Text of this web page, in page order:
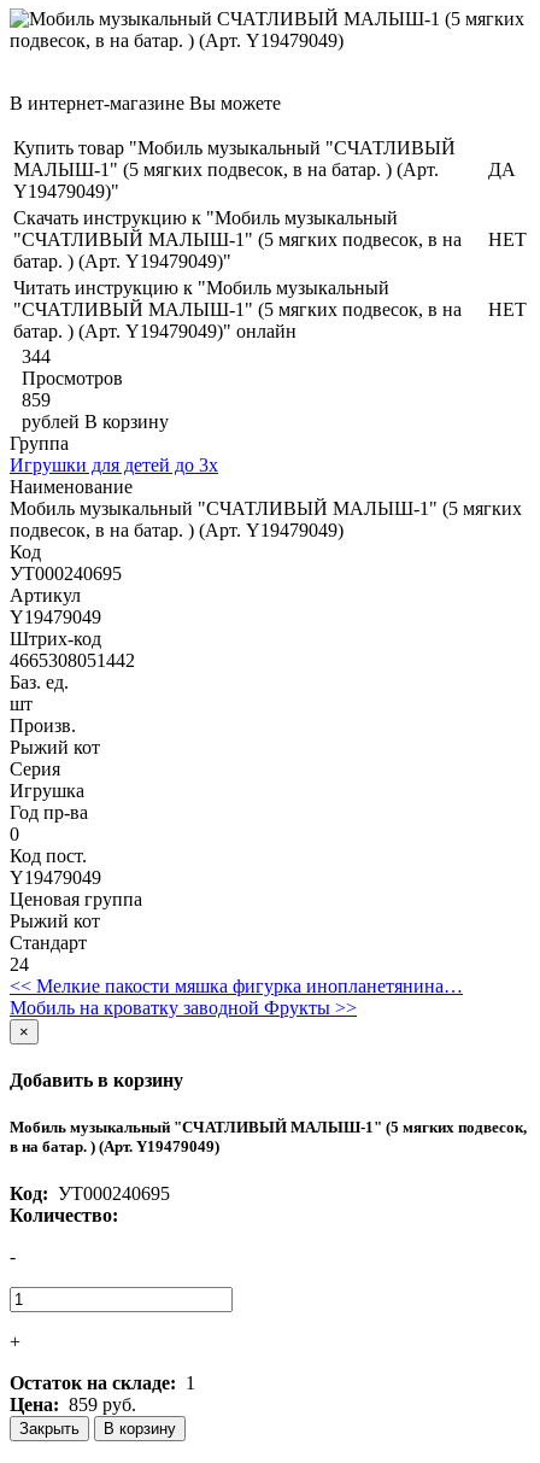
В интернет-магазине Вы можете
Купить товар "Мобиль музыкальный "СЧАТЛИВЫЙ
МАЛЫШ-1" (5 мягких подвесок, в на батар. ) (Арт.
Y19479049)"
ДА
Скачать инструкцию к "Мобиль музыкальный
"СЧАТЛИВЫЙ МАЛЫШ-1" (5 мягких подвесок, в на
батар. ) (Арт. Y19479049)"
НЕТ
Читать инструкцию к "Мобиль музыкальный
"СЧАТЛИВЫЙ МАЛЫШ-1" (5 мягких подвесок, в на
батар. ) (Арт. Y19479049)" онлайн
НЕТ
344
Просмотров
859
рублей В корзину
Группа
Игрушки для детей до 3х
Наименование
Мобиль музыкальный "СЧАТЛИВЫЙ МАЛЫШ-1" (5 мягких
подвесок, в на батар. ) (Арт. Y19479049)
Код
УТ000240695
Артикул
Y19479049
Штрих-код
4665308051442
Баз. ед.
шт
Произв.
Рыжий кот
Серия
Игрушка
Год пр-ва
0
Код пост.
Y19479049
Ценовая группа
Рыжий кот
Стандарт
24
<< Мелкие пакости мяшка фигурка инопланетянина…
Мобиль на кроватку заводной Фрукты >>
×
Добавить в корзину
Мобиль музыкальный "СЧАТЛИВЫЙ МАЛЫШ-1" (5 мягких подвесок,
в на батар. ) (Арт. Y19479049)
Код: УТ000240695
Количество:
-
+
Остаток на складе: 1
Цена: 859 руб.
Закрыть В корзину